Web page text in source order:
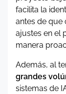
facilita la
antes de que
ajustes en el
manera
Además, al
grandes
sistemas de